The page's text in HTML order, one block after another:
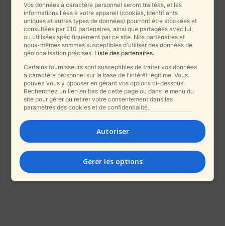
Vos données à caractère personnel seront traitées, et les
informations liées à votre appareil (cookies, identifiants
uniques et autres types de données) pourront être stockées et
consultées par 210 partenaires, ainsi que partagées avec lui,
ou utilisées spécifiquement par ce site. Nos partenaires et
nous-mêmes sommes susceptibles d'utiliser des données de
géolocalisation précises. Liste des partenaires.
Certains fournisseurs sont susceptibles de traiter vos données
à caractère personnel sur la base de l'intérêt légitime. Vous
pouvez vous y opposer en gérant vos options ci-dessous.
Recherchez un lien en bas de cette page ou dans le menu du
site pour gérer ou retirer votre consentement dans les
paramètres des cookies et de confidentialité.
Autoriser
Gérer les options